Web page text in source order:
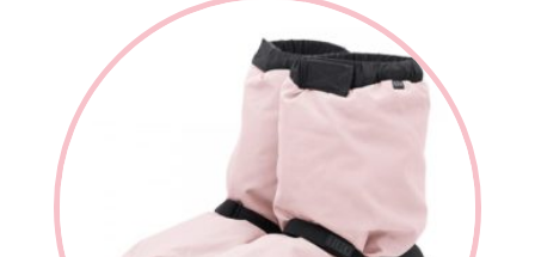
78.00€.
est :